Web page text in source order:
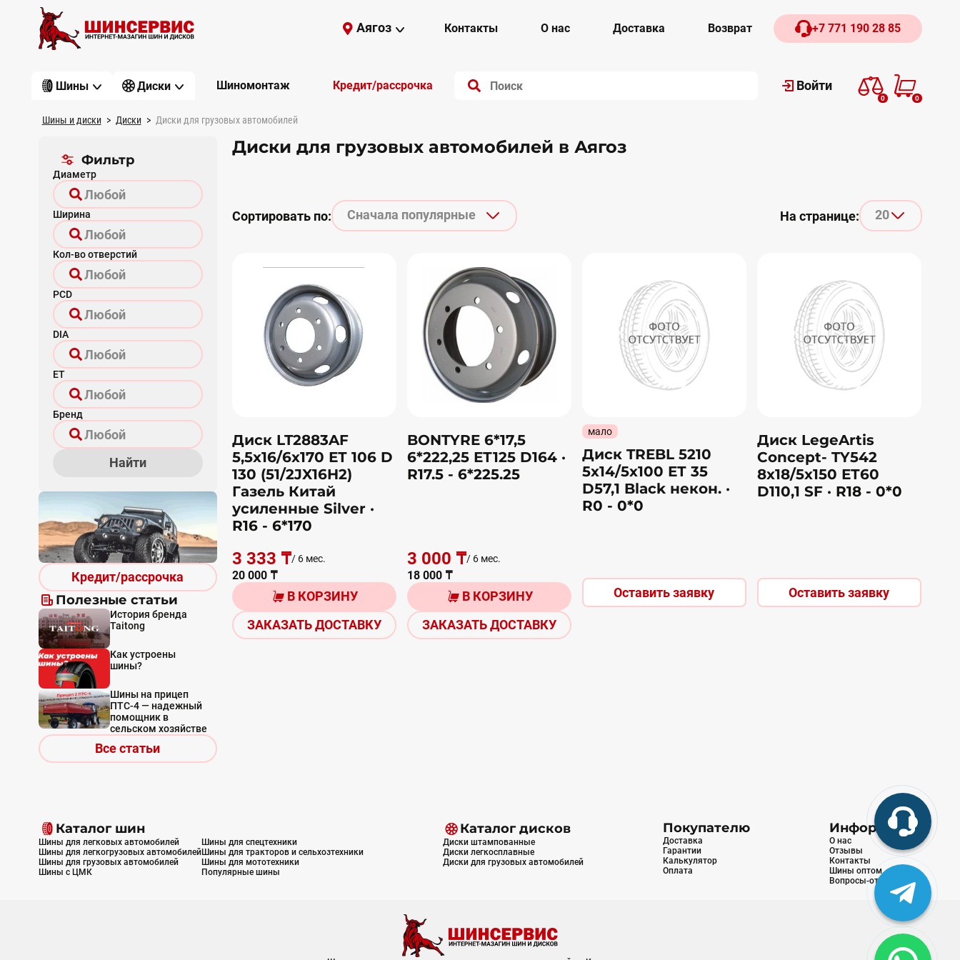
Аягоз Контакты О нас Доставка Возврат +7 771 190 28 85
Шины Диски Шиномонтаж Кредит/рассрочка Войти
0 0
Шины и диски Диски Диски для грузовых автомобилей
Фильтр
Диаметр
Ширина
Кол-во отверстий
PCD
DIA
ET
Бренд
Найти
Кредит/рассрочка
Полезные статьи
История бренда
Taitong
Как устроены
шины?
Шины на прицеп
ПТС-4 — надежный
помощник в
сельском хозяйстве
Все статьи
Диски для грузовых автомобилей в Аягоз
Сортировать по: Сначала популярные На странице: 20
Диск LT2883AF
5,5х16/6х170 ЕТ 106 D
130 (51/2JX16H2)
Газель Китай
усиленные Silver·
R16 - 6*170
3 333 ₸/ 6 мес.
20 000 ₸
В КОРЗИНУ
ЗАКАЗАТЬ ДОСТАВКУ
BONTYRE 6*17,5
6*222,25 ЕТ125 D164 ·
R17.5 - 6*225.25
3 000 ₸/ 6 мес.
18 000 ₸
В КОРЗИНУ
ЗАКАЗАТЬ ДОСТАВКУ
мало
Диск TREBL 5210
5х14/5х100 ЕТ 35
D57,1 Black некон.·
R0 - 0*0
Оставить заявку
Диск LegeArtis
Concept- TY542
8х18/5х150 ЕТ60
D110,1 SF· R18 - 0*0
Оставить заявку
Каталог шин
Шины для легковых автомобилей
Шины для легкогрузовых автомобилей
Шины для грузовых автомобилей
Шины с ЦМК
Шины для спецтехники
Шины для тракторов и сельхозтехники
Шины для мототехники
Популярные шины
Каталог дисков
Диски штампованные
Диски легкосплавные
Диски для грузовых автомобилей
Покупателю
Доставка
Гарантии
Калькулятор
Оплата
Информация
О нас
Отзывы
Контакты
Шины оптом
Вопросы-ответы